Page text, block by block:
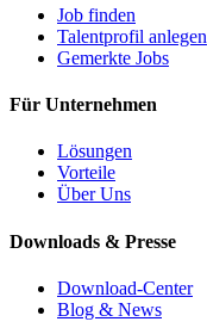
Job finden
Talentprofil anlegen
Gemerkte Jobs
Für Unternehmen
Lösungen
Vorteile
Über Uns
Downloads & Presse
Download-Center
Blog & News